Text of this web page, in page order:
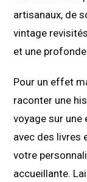
artisanaux, de
vintage
et une
Pour un effet
raconter une
voyage sur une
avec des livres
votre
accueillante.